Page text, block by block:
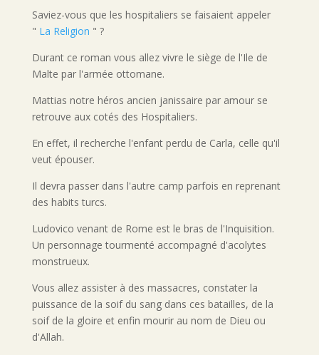
Saviez-vous que les hospitaliers se faisaient appeler
" La Religion " ?
Durant ce roman vous allez vivre le siège de l'Ile de
Malte par l'armée ottomane.
Mattias notre héros ancien janissaire par amour se
retrouve aux cotés des Hospitaliers.
En effet, il recherche l'enfant perdu de Carla, celle qu'il
veut épouser.
Il devra passer dans l'autre camp parfois en reprenant
des habits turcs.
Ludovico venant de Rome est le bras de l'Inquisition.
Un personnage tourmenté accompagné d'acolytes
monstrueux.
Vous allez assister à des massacres, constater la
puissance de la soif du sang dans ces batailles, de la
soif de la gloire et enfin mourir au nom de Dieu ou
d'Allah.